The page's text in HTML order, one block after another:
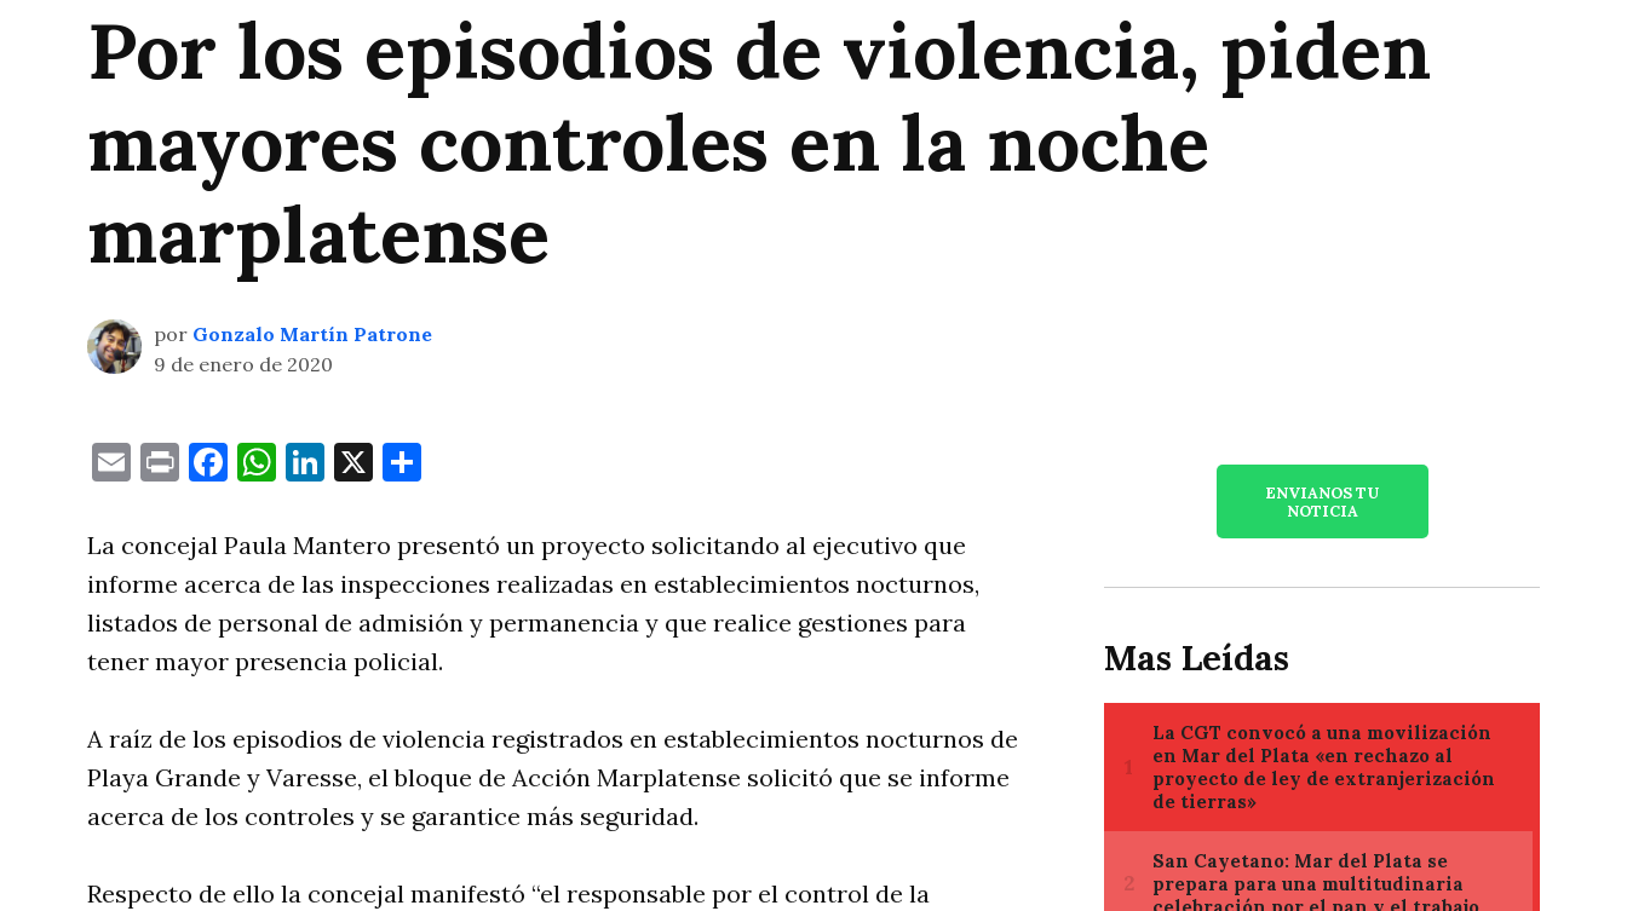
Por los episodios de violencia, piden
mayores controles en la noche
marplatense
por Gonzalo Martín Patrone
9 de enero de 2020
EmailPrintFacebook
WhatsApp
LinkedIn
X
La concejal Paula Mantero presentó un proyecto solicitando al ejecutivo que
informe acerca de las inspecciones realizadas en establecimientos nocturnos,
listados de personal de admisión y permanencia y que realice gestiones para
tener mayor presencia policial.
A raíz de los episodios de violencia registrados en establecimientos nocturnos de
Playa Grande y Varesse, el bloque de Acción Marplatense solicitó que se informe
acerca de los controles y se garantice más seguridad.
Respecto de ello la concejal manifestó “el responsable por el control de la
ENVIANOS TU
NOTICIA
Mas Leídas